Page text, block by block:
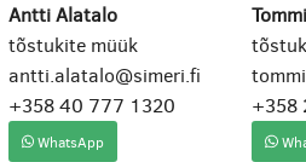
Antti Alatalo
tõstukite müük
antti.alatalo@simeri.fi
+358 40 777 1320
WhatsApp
+358